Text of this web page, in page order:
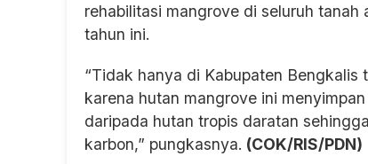
rehabilitasi mangrove di seluruh
tahun ini.
“Tidak hanya di Kabupaten
karena hutan mangrove ini
daripada hutan tropis daratan
karbon,” pungkasnya. (COK/RIS/PDN)